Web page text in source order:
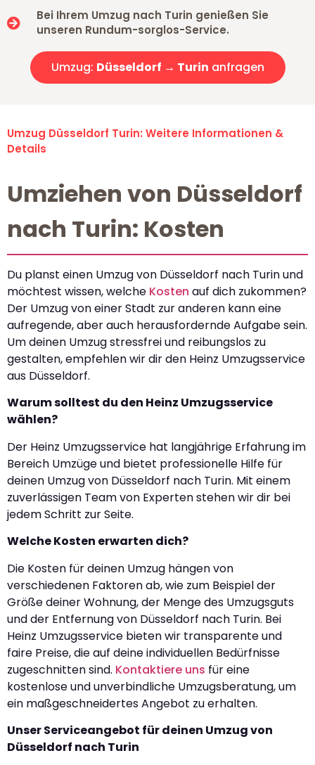
Bei Ihrem Umzug nach Turin genießen Sie
unseren Rundum-sorglos-Service.
Umzug: Düsseldorf → Turin anfragen
Umzug Düsseldorf Turin: Weitere Informationen &
Details
Umziehen von Düsseldorf
nach Turin: Kosten
Du planst einen Umzug von Düsseldorf nach Turin und
möchtest wissen, welche Kosten auf dich zukommen?
Der Umzug von einer Stadt zur anderen kann eine
aufregende, aber auch herausfordernde Aufgabe sein.
Um deinen Umzug stressfrei und reibungslos zu
gestalten, empfehlen wir dir den Heinz Umzugsservice
aus Düsseldorf.
Warum solltest du den Heinz Umzugsservice
wählen?
Der Heinz Umzugsservice hat langjährige Erfahrung im
Bereich Umzüge und bietet professionelle Hilfe für
deinen Umzug von Düsseldorf nach Turin. Mit einem
zuverlässigen Team von Experten stehen wir dir bei
jedem Schritt zur Seite.
Welche Kosten erwarten dich?
Die Kosten für deinen Umzug hängen von
verschiedenen Faktoren ab, wie zum Beispiel der
Größe deiner Wohnung, der Menge des Umzugsguts
und der Entfernung von Düsseldorf nach Turin. Bei
Heinz Umzugsservice bieten wir transparente und
faire Preise, die auf deine individuellen Bedürfnisse
zugeschnitten sind. Kontaktiere uns für eine
kostenlose und unverbindliche Umzugsberatung, um
ein maßgeschneidertes Angebot zu erhalten.
Unser Serviceangebot für deinen Umzug von
Düsseldorf nach Turin